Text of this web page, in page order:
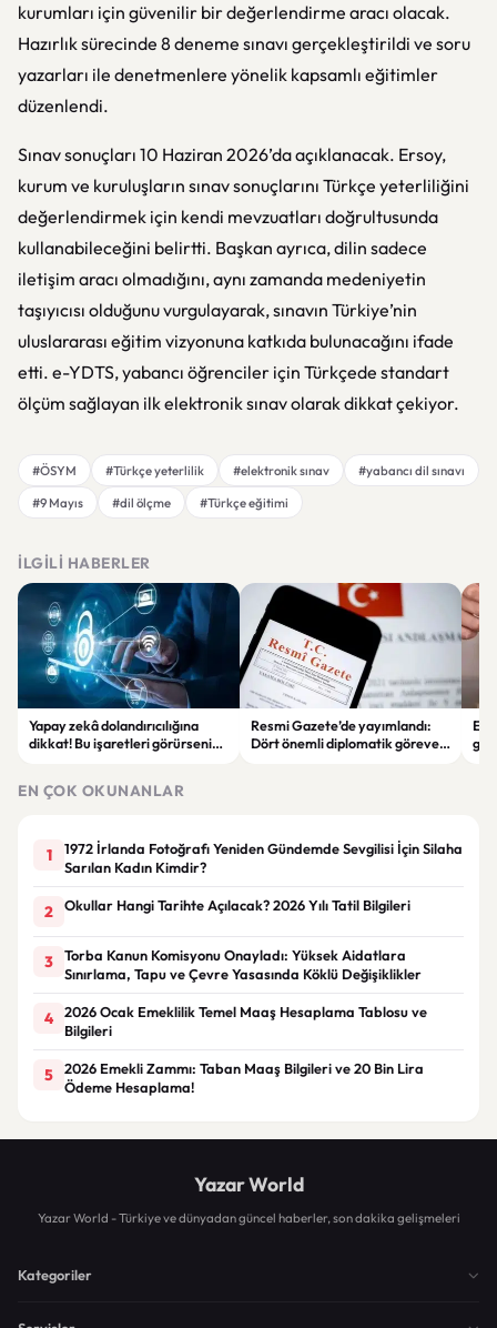
kurumları için güvenilir bir değerlendirme aracı olacak.
Hazırlık sürecinde 8 deneme sınavı gerçekleştirildi ve soru
yazarları ile denetmenlere yönelik kapsamlı eğitimler
düzenlendi.
Sınav sonuçları 10 Haziran 2026’da açıklanacak. Ersoy,
kurum ve kuruluşların sınav sonuçlarını Türkçe yeterliliğini
değerlendirmek için kendi mevzuatları doğrultusunda
kullanabileceğini belirtti. Başkan ayrıca, dilin sadece
iletişim aracı olmadığını, aynı zamanda medeniyetin
taşıyıcısı olduğunu vurgulayarak, sınavın Türkiye’nin
uluslararası eğitim vizyonuna katkıda bulunacağını ifade
etti. e-YDTS, yabancı öğrenciler için Türkçede standart
ölçüm sağlayan ilk elektronik sınav olarak dikkat çekiyor.
#ÖSYM #Türkçe yeterlilik #elektronik sınav
#yabancı dil sınavı
#9 Mayıs
#dil ölçme #Türkçe eğitimi
İLGILI HABERLER
Yapay zekâ dolandırıcılığına
dikkat! Bu işaretleri görürseniz
Resmi Gazete’de yayımlandı:
Dört önemli diplomatik göreve
EN ÇOK OKUNANLAR
1
1972 İrlanda Fotoğrafı Yeniden Gündemde Sevgilisi İçin Silaha
Sarılan Kadın Kimdir?
2 Okullar Hangi Tarihte Açılacak? 2026 Yılı Tatil Bilgileri
3
Torba Kanun Komisyonu Onayladı: Yüksek Aidatlara
Sınırlama, Tapu ve Çevre Yasasında Köklü Değişiklikler
4
2026 Ocak Emeklilik Temel Maaş Hesaplama Tablosu ve
Bilgileri
5
2026 Emekli Zammı: Taban Maaş Bilgileri ve 20 Bin Lira
Ödeme Hesaplama!
Yazar World
Yazar World - Türkiye ve dünyadan güncel haberler, son dakika gelişmeleri
Kategoriler